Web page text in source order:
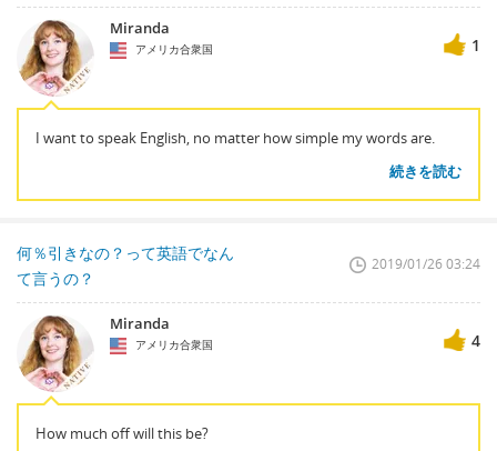
Miranda
アメリカ合衆国 1
I want to speak English, no matter how simple my words are.
続きを読む
何％引きなの？って英語でなん
て言うの？
2019/01/26 03:24
Miranda
アメリカ合衆国 4
How much off will this be?